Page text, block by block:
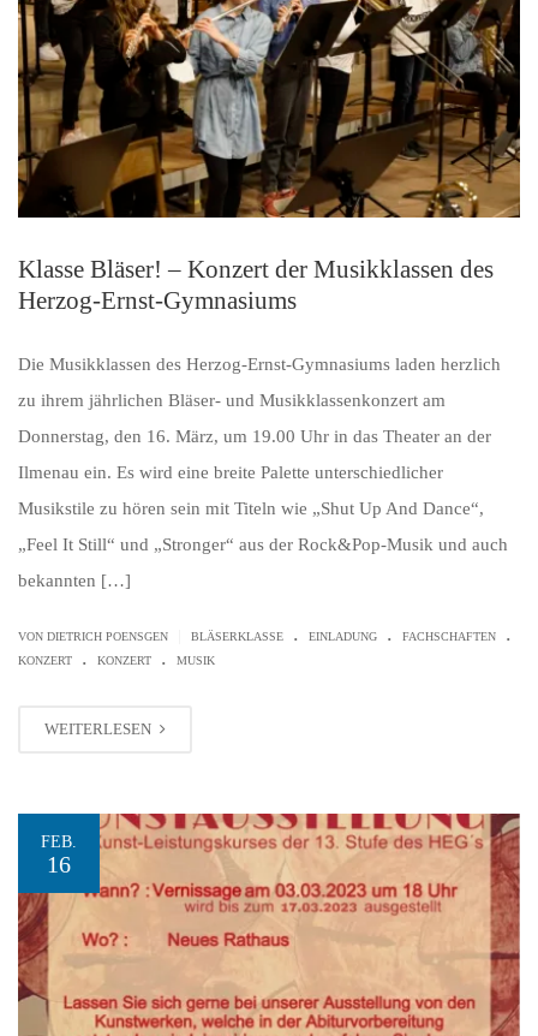
Klasse Bläser! – Konzert der Musikklassen des
Herzog-Ernst-Gymnasiums
Die Musikklassen des Herzog-Ernst-Gymnasiums laden herzlich
zu ihrem jährlichen Bläser- und Musikklassenkonzert am
Donnerstag, den 16. März, um 19.00 Uhr in das Theater an der
Ilmenau ein. Es wird eine breite Palette unterschiedlicher
Musikstile zu hören sein mit Titeln wie „Shut Up And Dance“,
„Feel It Still“ und „Stronger“ aus der Rock&Pop-Musik und auch
bekannten […]
VON DIETRICH POENSGEN BLÄSERKLASSE . EINLADUNG . FACHSCHAFTEN .
KONZERT . KONZERT . MUSIK
WEITERLESEN
FEB.
16